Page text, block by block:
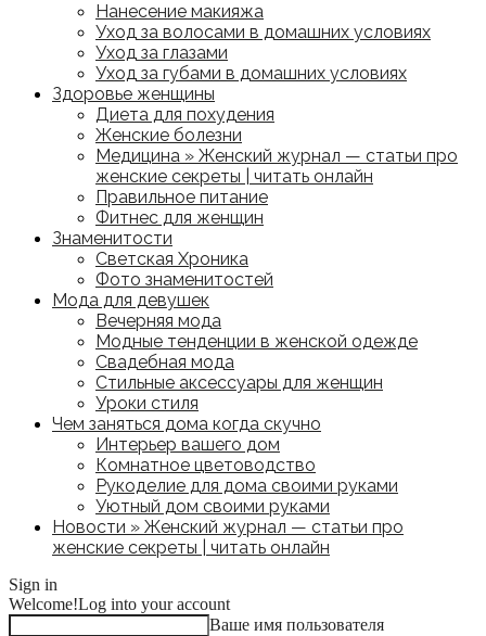
Нанесение макияжа
Уход за волосами в домашних условиях
Уход за глазами
Уход за губами в домашних условиях
Здоровье женщины
Диета для похудения
Женские болезни
Медицина » Женский журнал — статьи про
женские секреты | читать онлайн
Правильное питание
Фитнес для женщин
Знаменитости
Светская Хроника
Фото знаменитостей
Мода для девушек
Вечерняя мода
Модные тенденции в женской одежде
Свадебная мода
Стильные аксессуары для женщин
Уроки стиля
Чем заняться дома когда скучно
Интерьер вашего дом
Комнатное цветоводство
Рукоделие для дома своими руками
Уютный дом своими руками
Новости » Женский журнал — статьи про
женские секреты | читать онлайн
Sign in
Welcome!Log into your account
Ваше имя пользователя